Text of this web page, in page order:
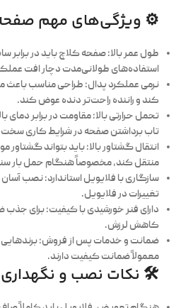
⚙️ ویژگی‌های مهم صفحه
طول عمر بالا: صفحه کلاچ باید در برابر
استفاده‌های طولانی‌مدت دچار افت
نرمی عملکرد پدال: طراحی مناسب باعث
کند و راننده راحت‌تر دنده عوض کند.
تحمل حرارتی بالا: مقاومت در برابر دمای
تاب برداشتن صفحه در شرایط کاری
انتقال گشتاور بالا: باید بتواند گشتاور
منتقل کند، مخصوصاً هنگام حمل بار
سازگاری با فلایویل استاندارد: نصب آسان
تغییرات در فلایویل.
دارای فنر خورشیدی با کیفیت: برای جذب
کاهش لرزش.
ضمانت و خدمات پس از فروش:
معمولاً ضمانت کیفیت دارند.
🛠️ نکات نصب و نگهداری